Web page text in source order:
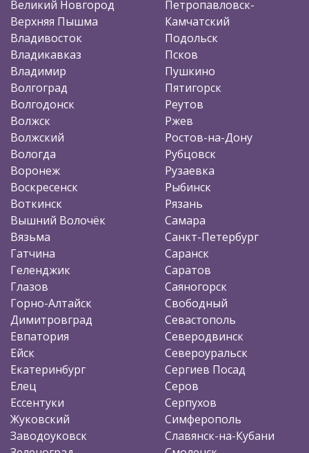
Великий Новгород
Верхняя Пышма
Владивосток
Владикавказ
Владимир
Волгоград
Волгодонск
Волжск
Волжский
Вологда
Воронеж
Воскресенск
Воткинск
Вышний Волочёк
Вязьма
Гатчина
Геленджик
Глазов
Горно-Алтайск
Димитровград
Евпатория
Ейск
Екатеринбург
Елец
Ессентуки
Жуковский
Заводоуковск
Петропавловск-
Камчатский
Подольск
Псков
Пушкино
Пятигорск
Реутов
Ржев
Ростов-на-Дону
Рубцовск
Рузаевка
Рыбинск
Рязань
Самара
Санкт-Петербург
Саранск
Саратов
Саяногорск
Свободный
Севастополь
Северодвинск
Североуральск
Сергиев Посад
Серов
Серпухов
Симферополь
Славянск-на-Кубани